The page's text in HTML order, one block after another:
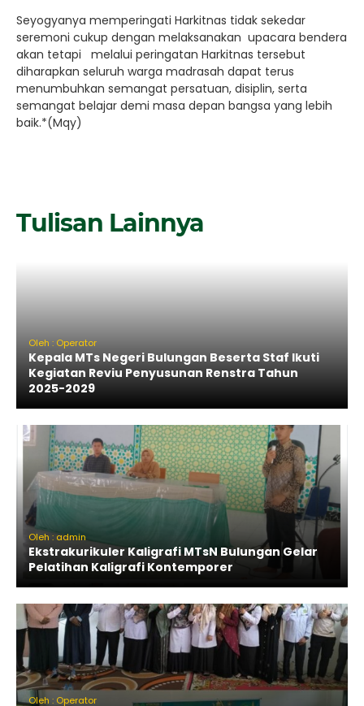
Seyogyanya memperingati Harkitnas tidak sekedar
seremoni cukup dengan melaksanakan upacara bendera
akan tetapi melalui peringatan Harkitnas tersebut
diharapkan seluruh warga madrasah dapat terus
menumbuhkan semangat persatuan, disiplin, serta
semangat belajar demi masa depan bangsa yang lebih
baik.*(Mqy)
Tulisan Lainnya
Oleh : Operator
Kepala MTs Negeri Bulungan Beserta Staf Ikuti
Kegiatan Reviu Penyusunan Renstra Tahun
2025-2029
Oleh : admin
Ekstrakurikuler Kaligrafi MTsN Bulungan Gelar
Pelatihan Kaligrafi Kontemporer
Oleh : Operator